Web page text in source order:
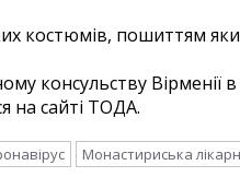
костюмів, пошиттям
консульству Вірменії в
на сайті ТОДА.
Монастириська